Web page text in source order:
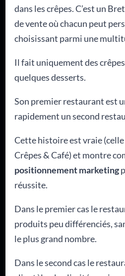
dans les crêpes. C’est un
de vente où chacun peut
choisissant parmi une
Il fait uniquement des
quelques desserts.
Son premier restaurant est
rapidement un second
Cette histoire est vraie (celle
Crêpes & Café) et montre
positionnement marketing
réussite.
Dans le premier cas le
produits peu différenciés,
le plus grand nombre.
Dans le second cas le